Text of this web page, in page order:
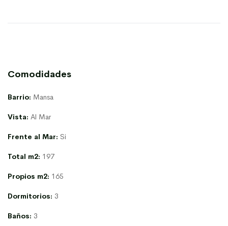
Comodidades
Barrio: Mansa
Vista: Al Mar
Frente al Mar: Si
Total m2: 197
Propios m2: 165
Dormitorios: 3
Baños: 3